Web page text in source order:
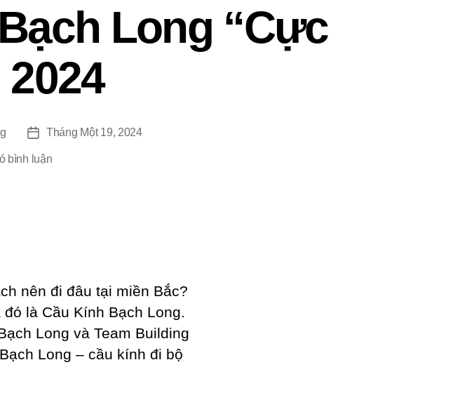
Long “Cực
NgàyTháng Một 19, 2024
bình luậnở
Chất”
2024
nên đi đâu tại miền Bắc?
là Cầu Kính Bạch Long.
Long và Team Building
Long – cầu kính đi bộ